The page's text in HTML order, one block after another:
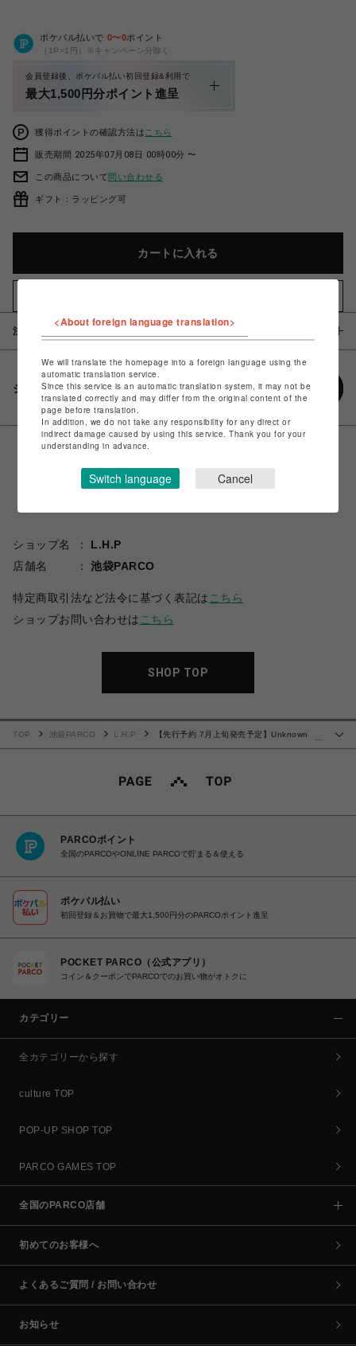
ポケパル払いで 0〜0ポイント
（1P=1円）※キャンペーン分除く
会員登録後、ポケパル払い初回登録&利用で
最大1,500円分ポイント進呈
獲得ポイントの確認方法は こちら
販売期間 2025年07月08日 00時00分 〜
この商品について問い合わせる
ギフト：ラッピング可
カートに入れる
注意事項
シェアする
ショップ名
L.H.P
店舗名
池袋PARCO
特定商取引法など法令に基づく表記は こちら
ショップお問い合わせは こちら
SHOP TOP
…
TOP 池袋PARCO L.H.P
【先行予約 7月上旬発売予定】Unknown
PARCOポイント
全国のPARCOやONLINE PARCOで貯まる＆使える
ポケパル払い
初回登録＆お買物で最大1,500円分のPARCOポイント進呈
POCKET PARCO（公式アプリ）
コイン＆クーポンでPARCOでのお買い物がオトクに
カテゴリー
全カテゴリーから探す
culture TOP
POP-UP SHOP TOP
PARCO GAMES TOP
全国のPARCO店舗
初めてのお客様へ
よくあるご質問 / お問い合わせ
お知らせ
<About foreign language translation>
We will translate the homepage into a foreign language using the
automatic translation service.
Since this service is an automatic translation system, it may not be
translated correctly and may differ from the original content of the
page before translation.
In addition, we do not take any responsibility for any direct or
indirect damage caused by using this service. Thank you for your
understanding in advance.
Switch language Cancel